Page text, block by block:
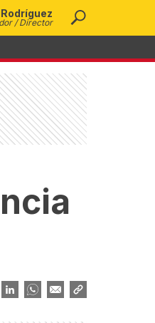
/ Director